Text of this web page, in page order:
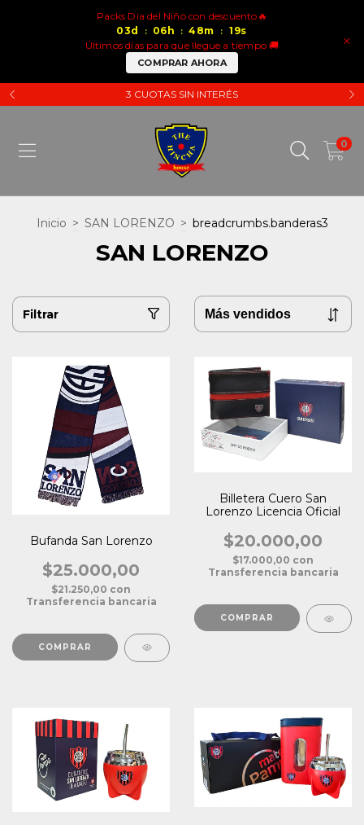
×
Packs Dia del Niño con descuento🔥
03d : 06 h : 48m : 18s
Últimos días para que llegue a tiempo 🚚
COMPRAR AHORA
3 CUOTAS SIN INTERÉS
0
Inicio > SAN LORENZO > breadcrumbs.banderas3
SAN LORENZO
Filtrar
Bufanda San Lorenzo
$25.000,00
$21.250,00 con
Transferencia bancaria
COMPRAR
Billetera Cuero San
Lorenzo Licencia Oficial
$20.000,00
$17.000,00 con
Transferencia bancaria